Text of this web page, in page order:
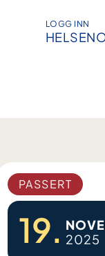
LOGG INN
PASSERT
19. 2025